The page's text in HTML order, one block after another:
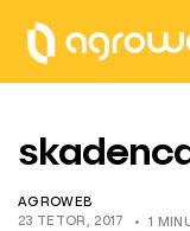
AGROWEB
23 TETOR, 2017
1